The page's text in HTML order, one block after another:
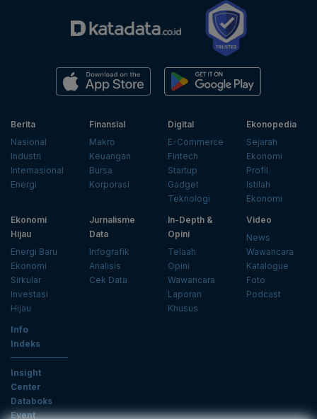
Berita
Nasional
Industri
Internasional
Energi
Finansial
Makro
Keuangan
Bursa
Korporasi
Digital
E-Commerce
Fintech
Startup
Gadget
Teknologi
Ekonopedia
Sejarah
Ekonomi
Profil
Istilah
Ekonomi
Ekonomi
Hijau
Energi Baru
Ekonomi
Sirkular
Investasi
Hijau
Jurnalisme
Data
Infografik
Analisis
Cek Data
In-Depth &
Opini
Telaah
Opini
Wawancara
Laporan
Khusus
Video
News
Wawancara
Katalogue
Foto
Podcast
Info
Indeks
Insight
Center
Databoks
Event